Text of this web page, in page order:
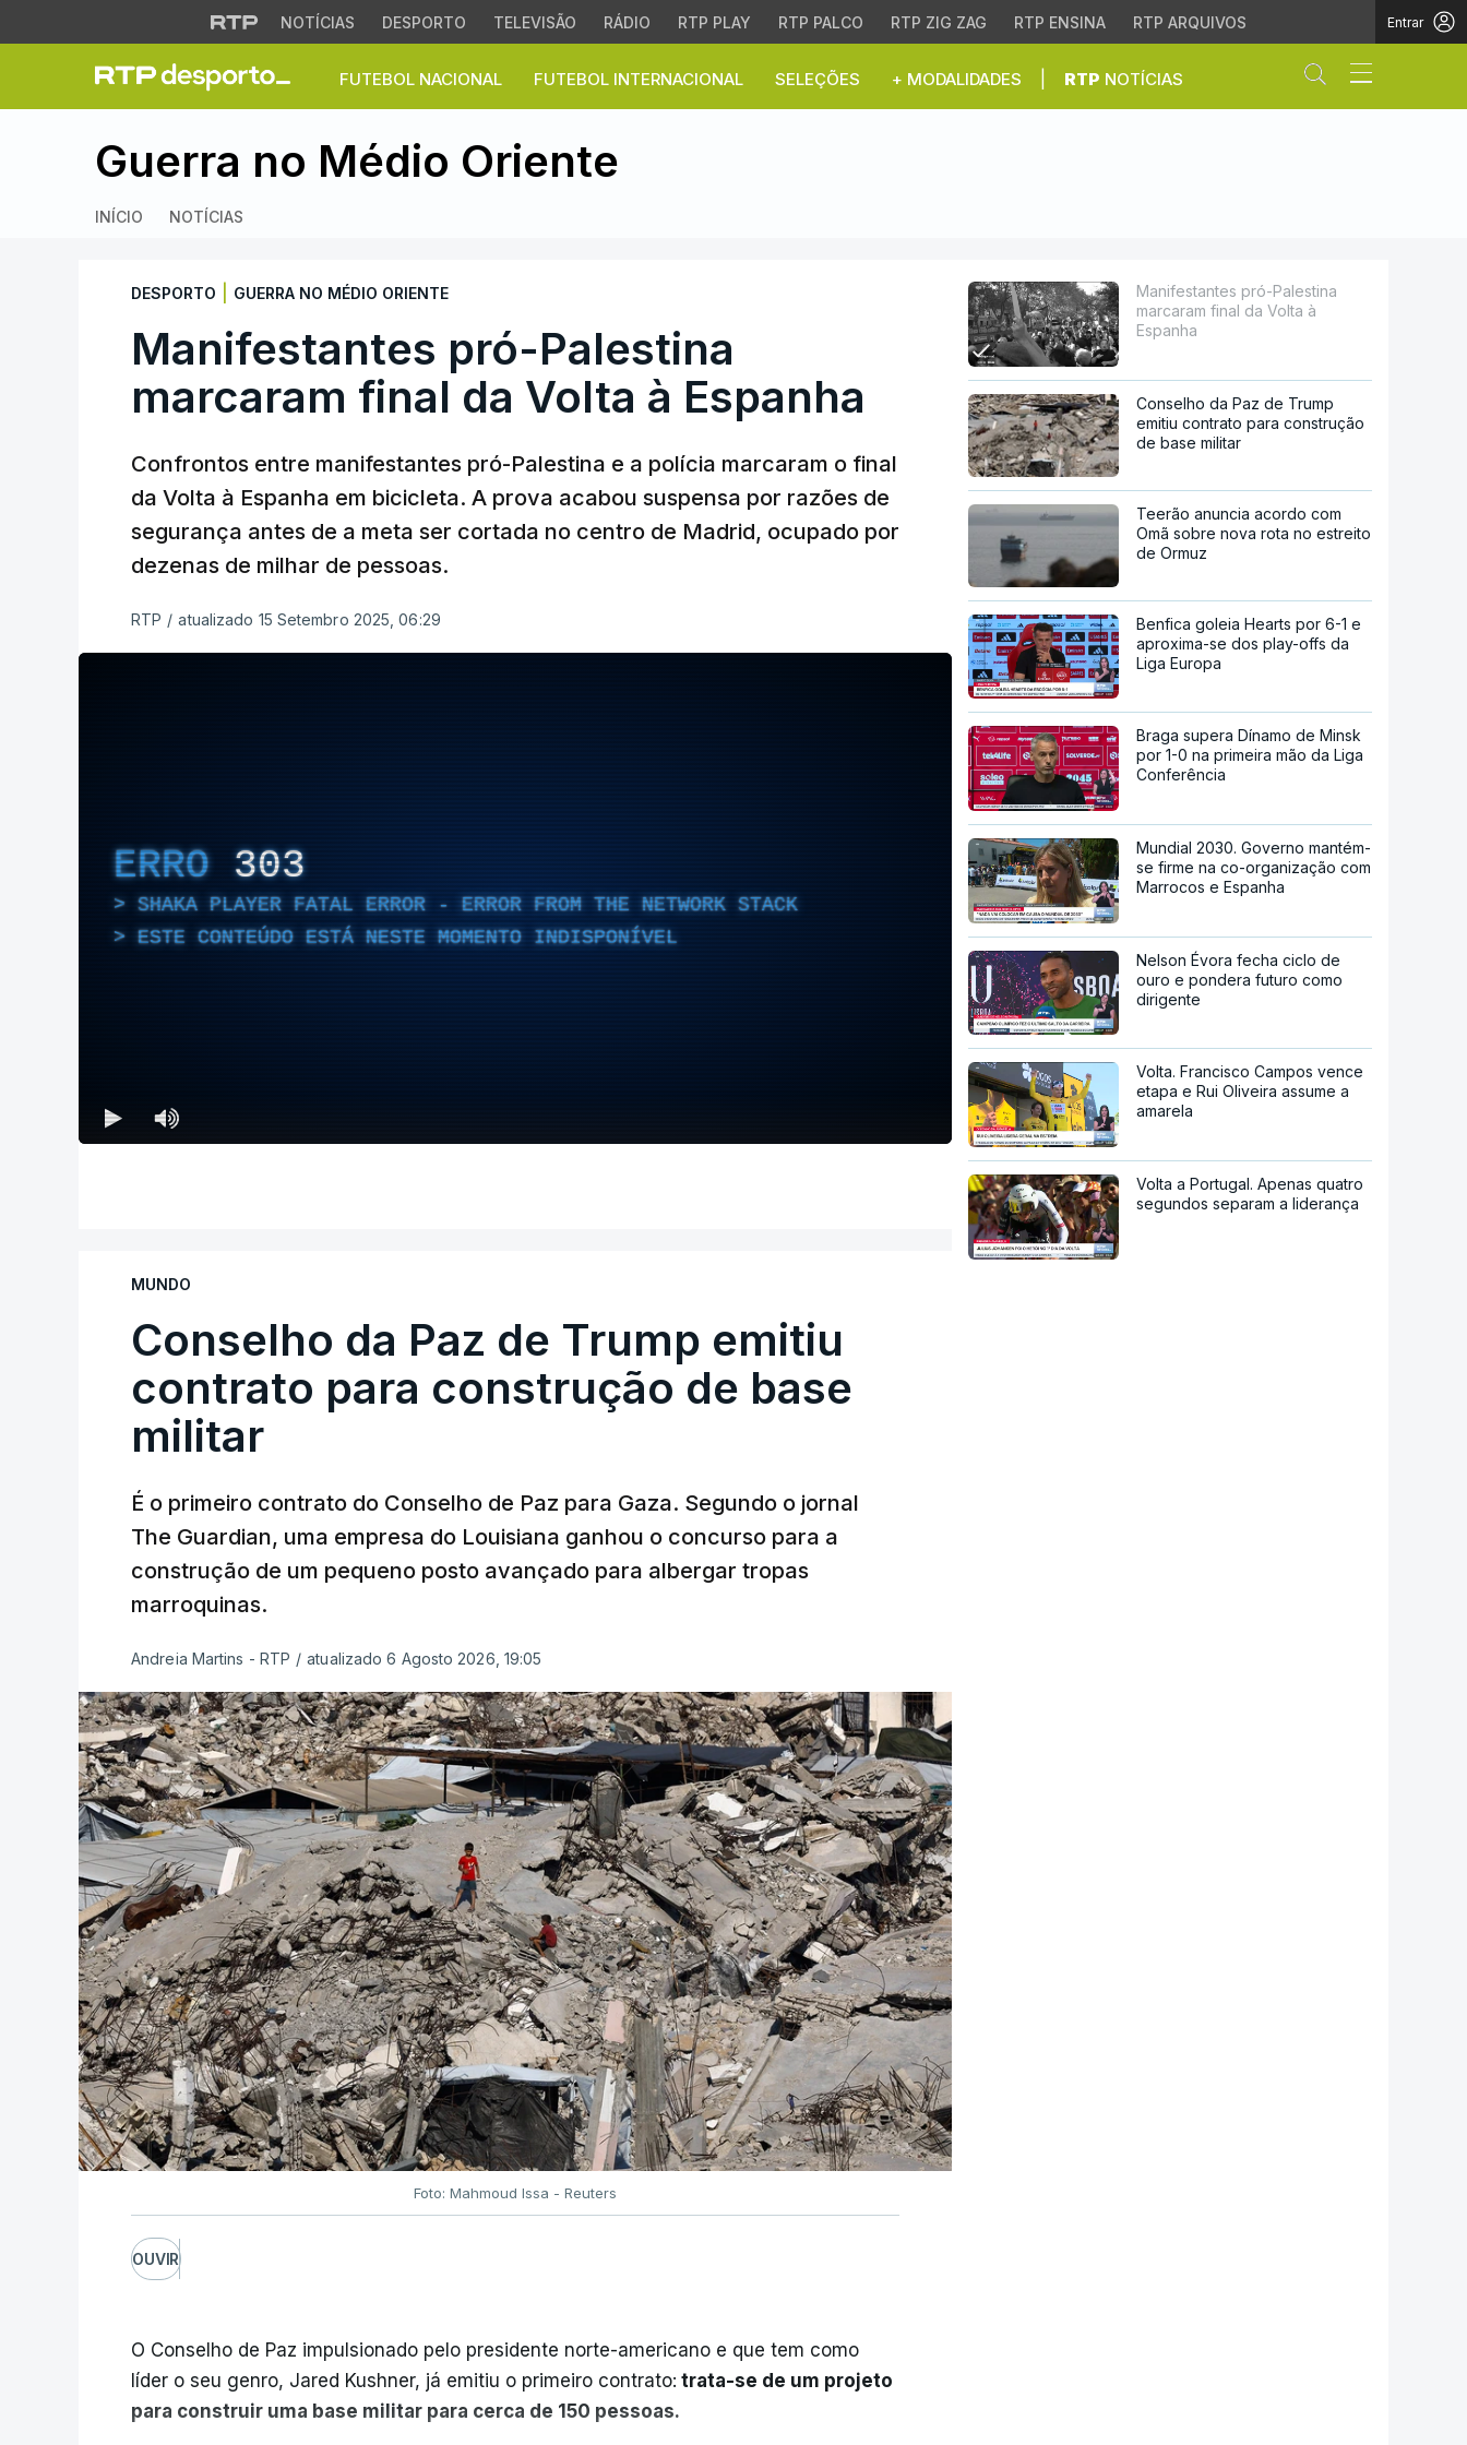
NOTÍCIAS DESPORTO TELEVISÃO RÁDIO RTP PLAY RTP PALCO RTP ZIG ZAG RTP ENSINA RTP ARQUIVOS Entrar
FUTEBOL NACIONAL FUTEBOL INTERNACIONAL SELEÇÕES + MODALIDADES RTP NOTÍCIAS Abrir campo
Manifestantes pró-Palestina marcaram final da Volta à Espanha
Guerra no Médio Oriente
INÍCIO NOTÍCIAS
DESPORTO GUERRA NO MÉDIO ORIENTE
Manifestantes pró-Palestina
marcaram final da Volta à Espanha
Confrontos entre manifestantes pró-Palestina e a polícia marcaram o final
da Volta à Espanha em bicicleta. A prova acabou suspensa por razões de
segurança antes de a meta ser cortada no centro de Madrid, ocupado por
dezenas de milhar de pessoas.
RTP / atualizado 15 Setembro 2025, 06:29
ERRO 303
SHAKA PLAYER FATAL ERROR - ERROR FROM THE NETWORK STACK
ESTE CONTEÚDO ESTÁ NESTE MOMENTO INDISPONÍVEL
MUNDO
Conselho da Paz de Trump emitiu
contrato para construção de base
militar
É o primeiro contrato do Conselho de Paz para Gaza. Segundo o jornal
The Guardian, uma empresa do Louisiana ganhou o concurso para a
construção de um pequeno posto avançado para albergar tropas
marroquinas.
Andreia Martins - RTP / atualizado 6 Agosto 2026, 19:05
Foto: Mahmoud Issa - Reuters
OUVIR
O Conselho de Paz impulsionado pelo presidente norte-americano e que tem como
líder o seu genro, Jared Kushner, já emitiu o primeiro contrato: trata-se de um projeto
para construir uma base militar para cerca de 150 pessoas.
Manifestantes pró-Palestina
marcaram final da Volta à
Espanha
Conselho da Paz de Trump
emitiu contrato para construção
de base militar
Teerão anuncia acordo com
Omã sobre nova rota no estreito
de Ormuz
Benfica goleia Hearts por 6-1 e
aproxima-se dos play-offs da
Liga Europa
Braga supera Dínamo de Minsk
por 1-0 na primeira mão da Liga
Conferência
Mundial 2030. Governo mantém-
se firme na co-organização com
Marrocos e Espanha
Nelson Évora fecha ciclo de
ouro e pondera futuro como
dirigente
Volta. Francisco Campos vence
etapa e Rui Oliveira assume a
amarela
Volta a Portugal. Apenas quatro
segundos separam a liderança